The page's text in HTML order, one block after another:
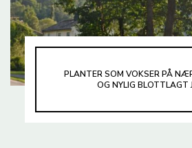
PLANTER SOM VOKSER PÅ
OG NYLIG BLOTTLAGT